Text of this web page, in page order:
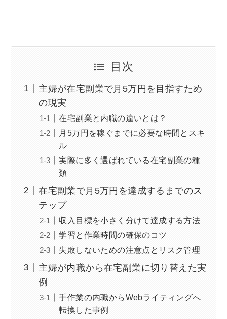
目次
主婦が在宅副業で月5万円を目指すため
の現実
在宅副業と内職の違いとは？
月5万円を稼ぐまでに必要な時間とスキ
ル
実際に多く選ばれている在宅副業の種
類
在宅副業で月5万円を達成するまでのス
テップ
収入目標を小さく分けて達成する方法
学習と作業時間の確保のコツ
失敗しないための注意点とリスク管理
主婦が内職から在宅副業に切り替えた実
例
手作業の内職からWebライティングへ
転換した事例